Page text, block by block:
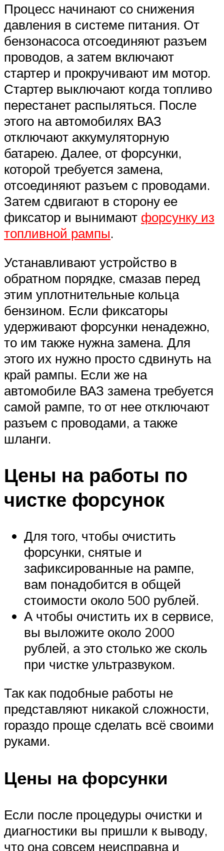
Процесс начинают со снижения
давления в системе питания. От
бензонасоса отсоединяют разъем
проводов, а затем включают
стартер и прокручивают им мотор.
Стартер выключают когда топливо
перестанет распыляться. После
этого на автомобилях ВАЗ
отключают аккумуляторную
батарею. Далее, от форсунки,
которой требуется замена,
отсоединяют разъем с проводами.
Затем сдвигают в сторону ее
фиксатор и вынимают форсунку из
топливной рампы.
Устанавливают устройство в
обратном порядке, смазав перед
этим уплотнительные кольца
бензином. Если фиксаторы
удерживают форсунки ненадежно,
то им также нужна замена. Для
этого их нужно просто сдвинуть на
край рампы. Если же на
автомобиле ВАЗ замена требуется
самой рампе, то от нее отключают
разъем с проводами, а также
шланги.
Цены на работы по
чистке форсунок
Для того, чтобы очистить
форсунки, снятые и
зафиксированные на рампе,
вам понадобится в общей
стоимости около 500 рублей.
А чтобы очистить их в сервисе,
вы выложите около 2000
рублей, а это столько же сколь
при чистке ультразвуком.
Так как подобные работы не
представляют никакой сложности,
гораздо проще сделать всё своими
руками.
Цены на форсунки
Если после процедуры очистки и
диагностики вы пришли к выводу,
что она совсем неисправна и